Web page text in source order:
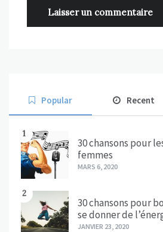
Popular Recent
1
30 chansons pour
femmes
MARS 6, 2020
2
30 chansons pour
se donner de
JANVIER 23, 2020